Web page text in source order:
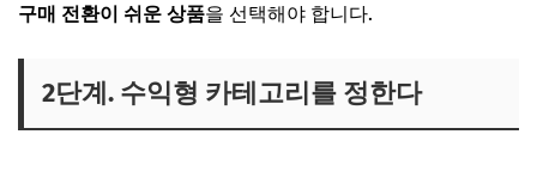
구매 전환이 쉬운 상품을 선택해야 합니다.
2단계. 수익형 카테고리를 정한다